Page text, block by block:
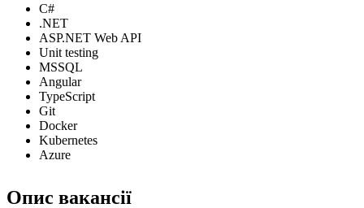
C#
.NET
ASP.NET Web API
Unit testing
MSSQL
Angular
TypeScript
Git
Docker
Kubernetes
Azure
Опис вакансії